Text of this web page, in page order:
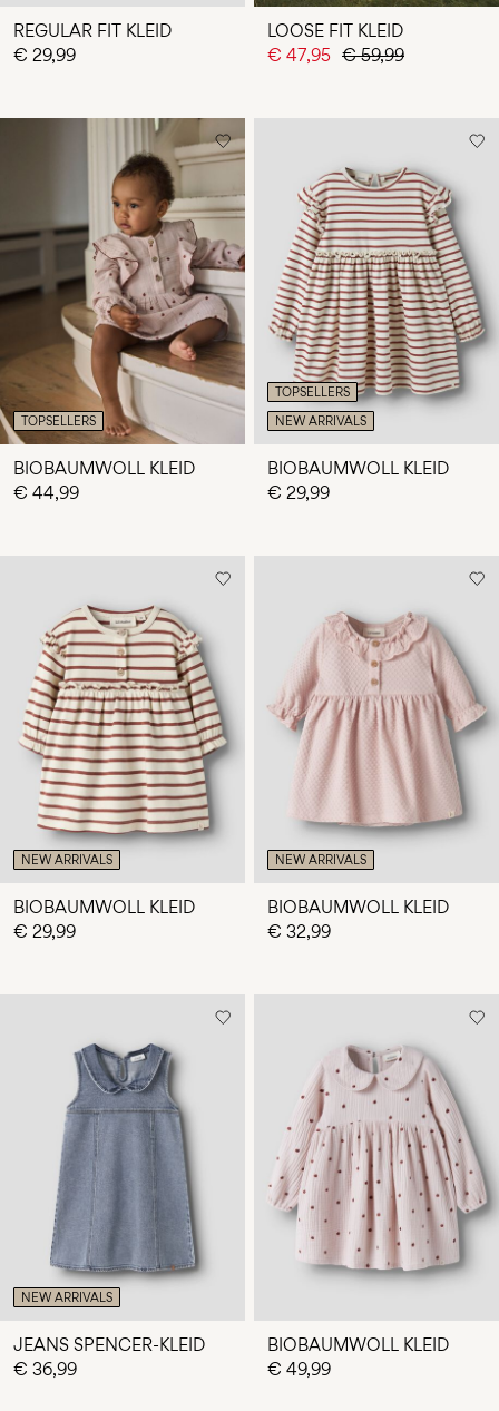
REGULAR FIT KLEID
€ 29,99
LOOSE FIT KLEID
€ 47,95 € 59,99
TOPSELLERS
BIOBAUMWOLL KLEID
€ 44,99
TOPSELLERS
NEW ARRIVALS
BIOBAUMWOLL KLEID
€ 29,99
NEW ARRIVALS
BIOBAUMWOLL KLEID
€ 29,99
NEW ARRIVALS
BIOBAUMWOLL KLEID
€ 32,99
NEW ARRIVALS
JEANS SPENCER-KLEID
€ 36,99
BIOBAUMWOLL KLEID
€ 49,99